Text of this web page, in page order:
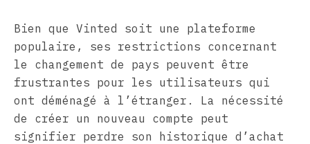
Bien que Vinted soit une plateforme
populaire, ses restrictions concernant
le changement de pays peuvent être
frustrantes pour les utilisateurs qui
ont déménagé à l’étranger. La nécessité
de créer un nouveau compte peut
signifier perdre son historique d’achat